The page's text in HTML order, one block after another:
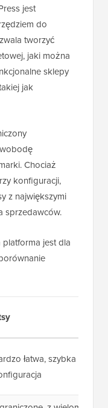
jest
do
tworzyć
jaki można
sklepy
jak
Chociaż
konfiguracji,
z największymi
sprzedawców.
jest dla
łatwa, szybka